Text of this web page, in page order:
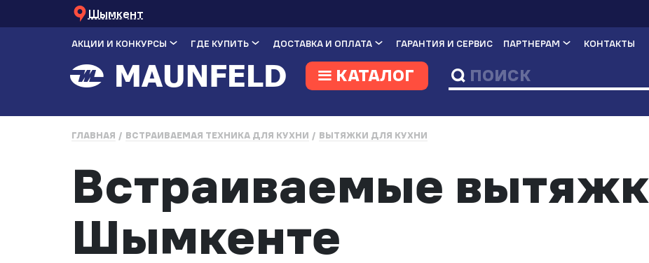
Шымкент
АКЦИИ И КОНКУРСЫ ГДЕ КУПИТЬ ДОСТАВКА И ОПЛАТА ГАРАНТИЯ И СЕРВИС ПАРТНЕРАМ КОНТАКТЫ
КАТАЛОГ
ГЛАВНАЯ ВСТРАИВАЕМАЯ ТЕХНИКА ДЛЯ КУХНИ ВЫТЯЖКИ ДЛЯ КУХНИ
Встраиваемые
Шымкенте